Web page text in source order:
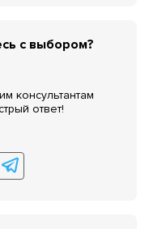
с выбором?
консультантам
ответ!